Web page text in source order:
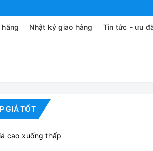
Nhật ký giao hàng Tin tức - ưu
GIÁ TỐT
cao xuống thấp